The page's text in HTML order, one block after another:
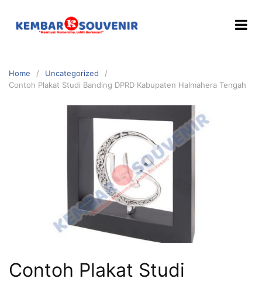
Home
Uncategorized
Contoh Plakat Studi Banding DPRD Kabupaten Halmahera Tengah
Contoh Plakat Studi